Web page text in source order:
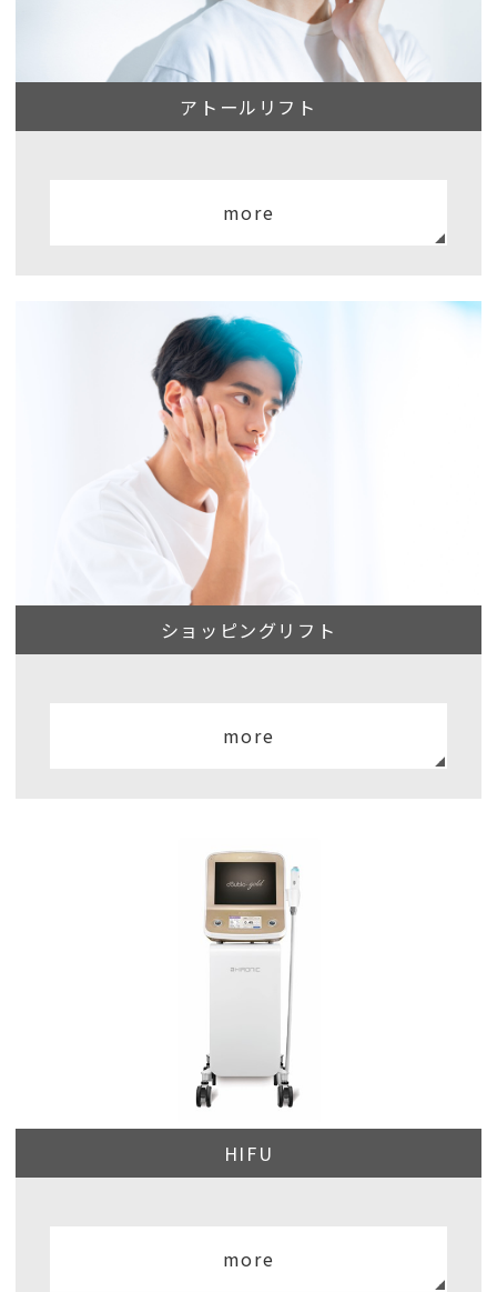
アトールリフト
more
ショッピングリフト
more
HIFU
more